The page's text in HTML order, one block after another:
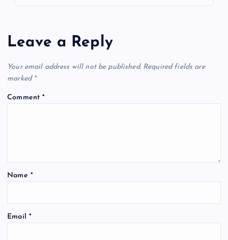
Leave a Reply
Your email address will not be published. Required fields are
marked *
Comment*
Name *
Email *